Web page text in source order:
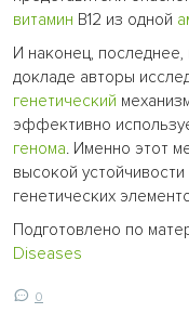
витамин В12 из одной
И наконец,
докладе авторы
генетический
эффективно
генома. Именно этот
высокой
генетических
Подготовлено по
Diseases
0